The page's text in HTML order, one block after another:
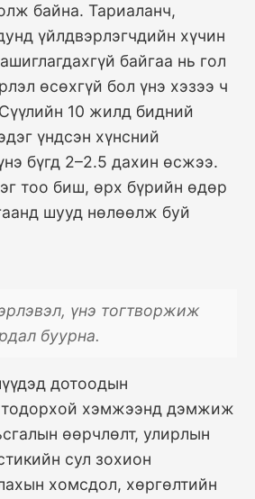
байна. Тариаланч,
үйлдвэрлэгчдийн хүчин
байгаа нь гол
өсөхгүй бол үнэ хэзээ ч
10 жилд бидний
үндсэн хүнсний
бүгд 2–2.5 дахин өсжээ.
тоо биш, өрх бүрийн өдөр
шууд нөлөөлж буй
үнэ тогтворжиж
буурна.
дотоодын
тодорхой хэмжээнд дэмжиж
өөрчлөлт, улирлын
сул зохион
хомсдол, хөргөлтийн